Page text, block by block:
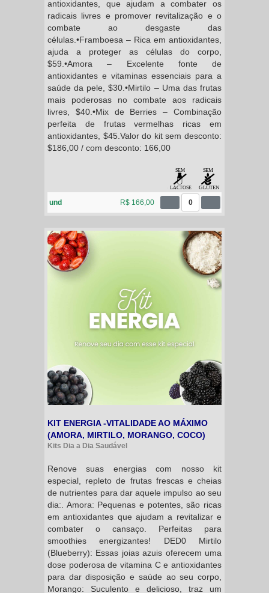
antioxidantes, que ajudam a combater os
radicais livres e promover revitalização e o
combate ao desgaste das
células.•Framboesa – Rica em antioxidantes,
ajuda a proteger as células do corpo,
$59.•Amora – Excelente fonte de
antioxidantes e vitaminas essenciais para a
saúde da pele, $30.•Mirtilo – Uma das frutas
mais poderosas no combate aos radicais
livres, $40.•Mix de Berries – Combinação
perfeita de frutas vermelhas ricas em
antioxidantes, $45.Valor do kit sem desconto:
$186,00 / com desconto: 166,00
und R$ 166,00 0
KIT ENERGIA -VITALIDADE AO MÁXIMO
(AMORA, MIRTILO, MORANGO, COCO)
Kits Dia a Dia Saudável
Renove suas energias com nosso kit
especial, repleto de frutas frescas e cheias
de nutrientes para dar aquele impulso ao seu
dia:. Amora: Pequenas e potentes, são ricas
em antioxidantes que ajudam a revitalizar e
combater o cansaço. Perfeitas para
smoothies energizantes! DED0 Mirtilo
(Blueberry): Essas joias azuis oferecem uma
dose poderosa de vitamina C e antioxidantes
para dar disposição e saúde ao seu corpo,
Morango: Suculento e delicioso, traz um